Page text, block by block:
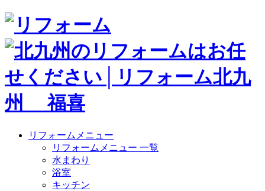
リフォームメニュー
リフォームメニュー 一覧
水まわり
浴室
キッチン